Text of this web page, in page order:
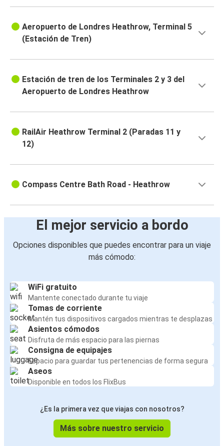
Aeropuerto de Londres Heathrow, Terminal 5
(Estación de Tren)
Estación de tren de los Terminales 2 y 3 del
Aeropuerto de Londres Heathrow
RailAir Heathrow Terminal 2 (Paradas 11 y
12)
Compass Centre Bath Road - Heathrow
El mejor servicio a bordo
Opciones disponibles que puedes encontrar para un viaje
más cómodo:
WiFi gratuito
Mantente conectado durante tu viaje
Tomas de corriente
Mantén tus dispositivos cargados mientras te desplazas
Asientos cómodos
Disfruta de más espacio para las piernas
Consigna de equipajes
Espacio para guardar tus pertenencias de forma segura
Aseos
Disponible en todos los FlixBus
¿Es la primera vez que viajas con nosotros?
Más sobre nuestro servicio